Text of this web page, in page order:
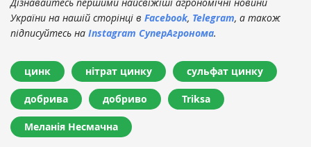
України на нашій сторінці в Facebook, Telegram, а також
підписуйтесь на Instagram СуперАгронома.
цинк нітрат цинку сульфат цинку
добрива добриво Triksa
Меланія Несмачна